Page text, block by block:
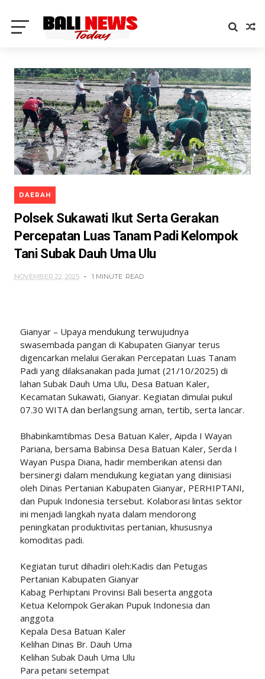
DAERAH
Polsek Sukawati Ikut Serta Gerakan
Percepatan Luas Tanam Padi Kelompok
Tani Subak Dauh Uma Ulu
NOVEMBER 22, 2025 1 MINUTE READ
Gianyar – Upaya mendukung terwujudnya
swasembada pangan di Kabupaten Gianyar terus
digencarkan melalui Gerakan Percepatan Luas Tanam
Padi yang dilaksanakan pada Jumat (21/10/2025) di
lahan Subak Dauh Uma Ulu, Desa Batuan Kaler,
Kecamatan Sukawati, Gianyar. Kegiatan dimulai pukul
07.30 WITA dan berlangsung aman, tertib, serta lancar.
Bhabinkamtibmas Desa Batuan Kaler, Aipda I Wayan
Pariana, bersama Babinsa Desa Batuan Kaler, Serda I
Wayan Puspa Diana, hadir memberikan atensi dan
bersinergi dalam mendukung kegiatan yang diinisiasi
oleh Dinas Pertanian Kabupaten Gianyar, PERHIPTANI,
dan Pupuk Indonesia tersebut. Kolaborasi lintas sektor
ini menjadi langkah nyata dalam mendorong
peningkatan produktivitas pertanian, khususnya
komoditas padi.
Kegiatan turut dihadiri oleh:Kadis dan Petugas
Pertanian Kabupaten Gianyar
Kabag Perhiptani Provinsi Bali beserta anggota
Ketua Kelompok Gerakan Pupuk Indonesia dan
anggota
Kepala Desa Batuan Kaler
Kelihan Dinas Br. Dauh Uma
Kelihan Subak Dauh Uma Ulu
Para petani setempat